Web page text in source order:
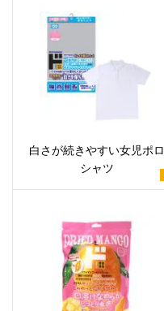
白さが続きやすい女児ポロ
シャツ